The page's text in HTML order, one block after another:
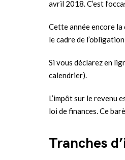
avril 2018. C’est
Cette année encore
le cadre de
Si vous déclarez en
calendrier).
L’impôt sur le revenu
loi de finances. Ce
Tranches